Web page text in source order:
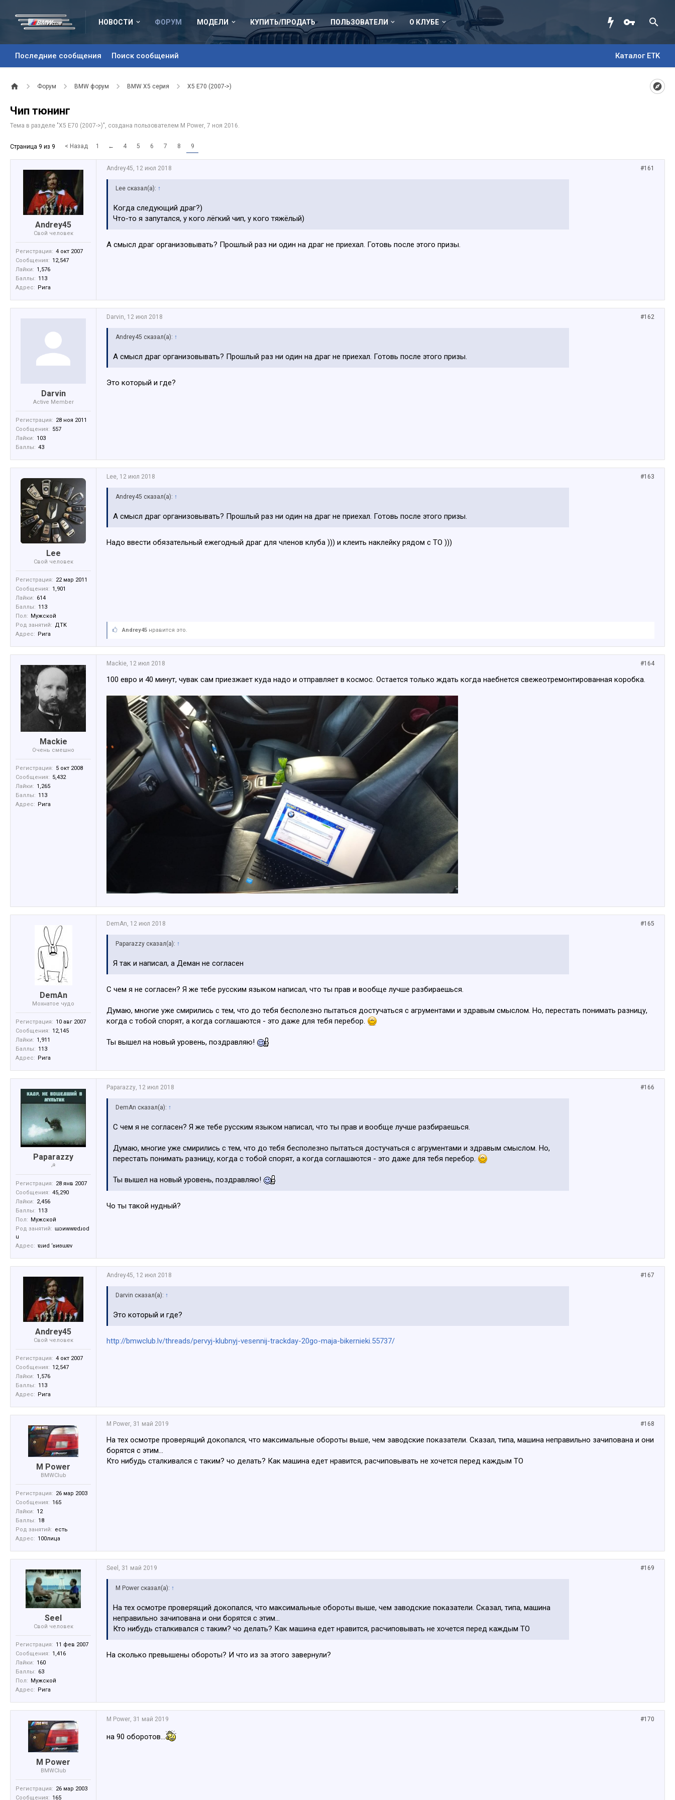
НОВОСТИ ФОРУМ
Последние сообщения Поиск сообщений Каталог ETK
МОДЕЛИ КУПИТЬ/ПРОДАТЬ ПОЛЬЗОВАТЕЛИ О КЛУБЕ
Форум BMW форум BMW X5 серия X5 E70 (2007->)
Чип тюнинг
Тема в разделе "X5 E70 (2007->)", создана пользователем M Power, 7 ноя 2016.
Страница 9 из 9 < Назад 1 ← 4 5 6 7 8 9
Andrey45
Свой человек
Регистрация: 4 окт 2007
Сообщения: 12,547
Лайки: 1,576
Баллы: 113
Адрес: Рига
#161
Andrey45, 12 июл 2018
Lee сказал(а): ↑
Когда следующий драг?)
Что-то я запутался, у кого лёгкий чип, у кого тяжёлый)
А смысл драг организовывать? Прошлый раз ни один на драг не приехал. Готовь после этого призы.
Darvin
Active Member
Регистрация: 28 ноя 2011
Сообщения: 557
Лайки: 103
Баллы: 43
#162
Darvin, 12 июл 2018
Andrey45 сказал(а): ↑
А смысл драг организовывать? Прошлый раз ни один на драг не приехал. Готовь после этого призы.
Это который и где?
Lee
Свой человек
Регистрация: 22 мар 2011
Сообщения: 1,901
Лайки: 614
Баллы: 113
Пол: Мужской
Род занятий: ДTK
Адрес: Рига
#163
Lee, 12 июл 2018
Andrey45 сказал(а): ↑
А смысл драг организовывать? Прошлый раз ни один на драг не приехал. Готовь после этого призы.
Надо ввести обязательный ежегодный драг для членов клуба ))) и клеить наклейку рядом с ТО )))
Andrey45 нравится это.
Mackie
Очень смешно
Регистрация: 5 окт 2008
Сообщения: 5,432
Лайки: 1,265
Баллы: 113
Адрес:
Рига
#164
Mackie, 12 июл 2018
100 евро и 40 минут, чувак сам приезжает куда надо и отправляет в космос. Остается только ждать когда наебнется свежеотремонтированная коробка.
DemAn
Мохнатое чудо
Регистрация: 10 авг 2007
Сообщения: 12,145
Лайки: 1,911
Баллы: 113
Адрес: Рига
#165
DemAn 12 июл 2018
Paparazzy сказал(а): ↑
Я так и написал, а Деман не согласен
С чем я не согласен? Я же тебе русским языком написал, что ты прав и вообще лучше разбираешься.
Думаю, многие уже смирились с тем, что до тебя бесполезно пытаться достучаться с агрументами и здравым смыслом. Но, перестать понимать разницу,
когда с тобой спорят, а когда соглашаются - это даже для тебя перебор.
Ты вышел на новый уровень, поздравляю!
Paparazzy
☭
Регистрация: 28 янв 2007
Сообщения: 45,290
Лайки: 2,456
Баллы: 113
Пол: Мужской
Род занятий: ɯɔиwwɐdɹоd
u
Адрес: ɐɹиd ‘ʁиʚɯɐv
#166
Paparazzy 12 июл 2018
DemAn сказал(а): ↑
С чем я не согласен? Я же тебе русским языком написал, что ты прав и вообще лучше разбираешься.
Думаю, многие уже смирились с тем, что до тебя бесполезно пытаться достучаться с агрументами и здравым смыслом. Но,
перестать понимать разницу, когда с тобой спорят, а когда соглашаются - это даже для тебя перебор.
Ты вышел на новый уровень, поздравляю!
Чо ты такой нудный?
Andrey45
Свой человек
Регистрация: 4 окт 2007
Сообщения: 12,547
Лайки: 1,576
Баллы: 113
Адрес: Рига
#167
Andrey45, 12 июл 2018
Darvin сказал(а): ↑
Это который и где?
http://bmwclub.lv/threads/pervyj-klubnyj-vesennij-trackday-20go-maja-bikernieki.55737/
M Power
BMWClub
Регистрация: 26 мар 2003
Сообщения: 165
Лайки: 12
Баллы: 18
Род занятий: есть
Адрес: 100лица
#168
M Power, 31 май 2019
На тех осмотре проверящий докопался, что максимальные обороты выше, чем заводские показатели. Сказал, типа, машина неправильно зачипована и они
борятся с этим...
Кто нибудь сталкивался с таким? чо делать? Как машина едет нравится, расчиповывать не хочется перед каждым ТО
Seel
Свой человек
Регистрация: 11 фев 2007
Сообщения: 1,416
Лайки: 160
Баллы: 63
Пол: Мужской
Адрес: Рига
#169
Seel , 31 май 2019
M Power сказал(а): ↑
На тех осмотре проверящий докопался, что максимальные обороты выше, чем заводские показатели. Сказал, типа, машина
неправильно зачипована и они борятся с этим...
Кто нибудь сталкивался с таким? чо делать? Как машина едет нравится, расчиповывать не хочется перед каждым ТО
На сколько превышены обороты? И что из за этого завернули?
M Power
BMWClub
Регистрация: 26 мар 2003
Сообщения: 165
#170
M Power, 31 май 2019
на 90 оборотов...